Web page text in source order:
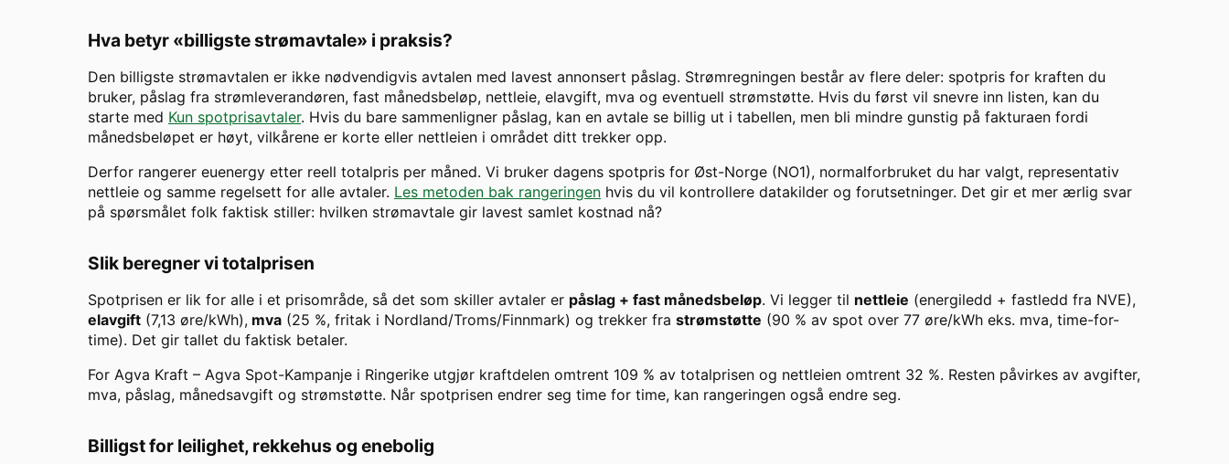
Hva betyr «billigste strømavtale» i praksis?
Den billigste strømavtalen er ikke nødvendigvis avtalen med lavest annonsert påslag. Strømregningen består av flere deler: spotpris for kraften du
bruker, påslag fra strømleverandøren, fast månedsbeløp, nettleie, elavgift, mva og eventuell strømstøtte. Hvis du først vil snevre inn listen, kan du
starte med Kun spotprisavtaler. Hvis du bare sammenligner påslag, kan en avtale se billig ut i tabellen, men bli mindre gunstig på fakturaen fordi
månedsbeløpet er høyt, vilkårene er korte eller nettleien i området ditt trekker opp.
Derfor rangerer euenergy etter reell totalpris per måned. Vi bruker dagens spotpris for Øst-Norge (NO1), normalforbruket du har valgt, representativ
nettleie og samme regelsett for alle avtaler. Les metoden bak rangeringen hvis du vil kontrollere datakilder og forutsetninger. Det gir et mer ærlig svar
på spørsmålet folk faktisk stiller: hvilken strømavtale gir lavest samlet kostnad nå?
Slik beregner vi totalprisen
Spotprisen er lik for alle i et prisområde, så det som skiller avtaler er påslag + fast månedsbeløp. Vi legger til nettleie (energiledd + fastledd fra NVE),
elavgift (7,13 øre/kWh), mva (25 %, fritak i Nordland/Troms/Finnmark) og trekker fra strømstøtte (90 % av spot over 77 øre/kWh eks. mva, time-for-
time). Det gir tallet du faktisk betaler.
For Agva Kraft – Agva Spot-Kampanje i Ringerike utgjør kraftdelen omtrent 109 % av totalprisen og nettleien omtrent 32 %. Resten påvirkes av avgifter,
mva, påslag, månedsavgift og strømstøtte. Når spotprisen endrer seg time for time, kan rangeringen også endre seg.
Billigst for leilighet, rekkehus og enebolig